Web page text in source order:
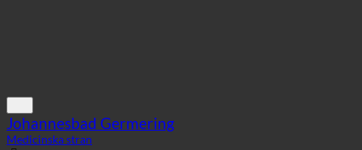
Johannesbad Germering
Medicinska stran